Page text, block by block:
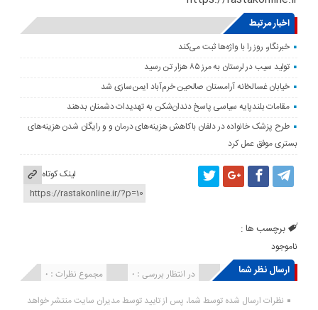
اخبار مرتبط
خبرنگار، روز را با واژه‌ها ثبت می‌کند
تولید سیب در لرستان به مرز ۸۵ هزار تن رسید
خیابان غسالخانه آرامستان صالحین خرم‌آباد ایمن‌سازی شد
مقامات بلندپایه سیاسی پاسخ دندان‌شکن به تهدیدات دشمنان بدهند
طرح پزشک خانواده در دلفان باکاهش هزینه‌های درمان و و رایگان شدن هزینه‌های
بستری موفق عمل کرد
لینک کوتاه
برچسب ها :
ناموجود
ارسال نظر شما مجموع نظرات : 0 در انتظار بررسی : 0 انتشار یافته : ۰
نظرات ارسال شده توسط شما، پس از تایید توسط مدیران سایت منتشر خواهد